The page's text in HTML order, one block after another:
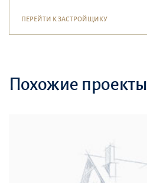
ПЕРЕЙТИ К ЗАСТРОЙЩИКУ
Похожие проекты